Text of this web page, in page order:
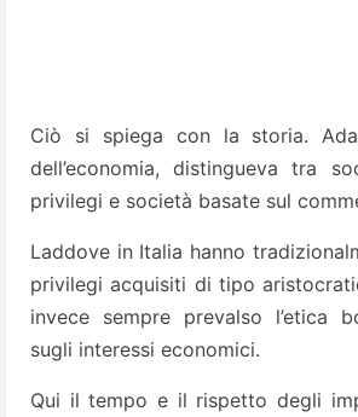
Ciò si spiega con la storia.
dell’economia, distingueva tra
privilegi e società basate sul
Laddove in Italia hanno
privilegi acquisiti di tipo
invece sempre prevalso l’etica
sugli interessi economici.
Qui il tempo e il rispetto degli